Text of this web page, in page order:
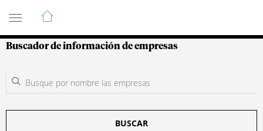
Guía de Empresas Colombianas
Buscador de información de empresas
BUSCAR